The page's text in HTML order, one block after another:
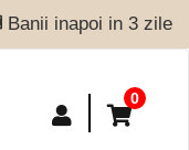
Banii inapoi in 3 zile
0